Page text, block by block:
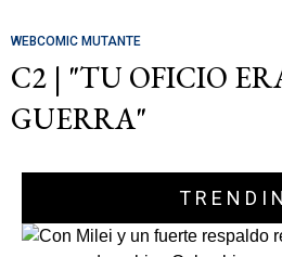
WEBCOMIC MUTANTE
C2 | "TU OFICIO
GUERRA"